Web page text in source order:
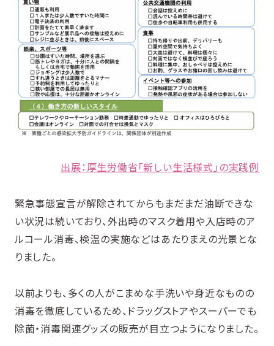
出展：厚生労働省「新しい生活様式」の実践例
緊急事態宣言が解除されてからもまだまだ油断できな
い状況は続いており、外出時のマスク着用や入店時のア
ルコール消毒、検温の実施などはあたりまえの光景とな
りました。
以前よりも、多くの人がこまめな手洗いや身近なものの
消毒を徹底しているため、ドラッグストアやスーパーでも
除菌・消毒関連グッズの販売が目立つようになりました。